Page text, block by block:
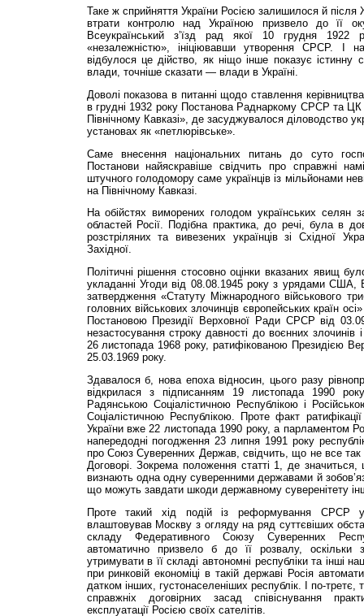
Таке ж сприйняття України Росією залишилося й після
втрати контролю над Україною призвело до її
Всеукраїнський з’їзд рад якої 10 грудня 1922
«незалежністю», ініціювавши утво­рення СРСР. І
відбулося це дійство, як ніщо інше показує істинну
влади, точніше сказати — влади в Україні.
Доволі показова в питанні щодо ставлення
в грудні 1932 року Постанова Раднаркому СРСР та ЦК
Північному Кавказі», де засу­джувалося діловодство
установах як «петлюрівське».
Саме внесення національних питань до суто
Постанови найяскравіше свідчить про справжні
штучного голодомору саме українців із міль­йонами
на Північному Кавказі.
На обійстях виморених голодом українських селян
областей Росії. Подібна практика, до речі, була в
розстріляних та вивезених українців зі Східної
Західної.
Політичні рішення стосовно оцінки вказаних явищ
укладанні Угоди від 08.08.1945 року з урядами США,
затвердження «Статуту Міжнародного військового
головних вій­ськових злочинців європейських країн
Постановою Президії Верховної Ради СРСР від
незастосування строку давності до воєнних злочинів
26 листопада 1968 року, ратифікованою Президією
25.03.1969 року.
Здавалося б, нова епоха відносин, цього разу
відкрилася з підписанням 19 листопада 1990
Радянською Соціалістичною Республікою і
Соціалістичною Республі­кою. Проте факт
України вже 22 листопада 1990 року, а парламентом
напередодні погодження 23 липня 1991 року
про Союз Суверенних Держав, свідчить, що не все
Договорі. Зокрема положення статті 1, де значиться,
визнають одна одну суверенними державами й
що можуть завдати шкоди державному суверенітету
Проте такий хід подій із реформування СРСР
влаштовував Москву з огляду на ряд суттєвіших
складу Федеративного Союзу Суверенних
автоматично призвело б до її розвалу, оскільки
утримувати в її складі автономні республіки та інші
при ринковій економіці в такій державі Росія
датком інших, густонаселеніших республік. І по-третє,
справжніх договірних засад співіснування
експлуатації Росією своїх сателітів.